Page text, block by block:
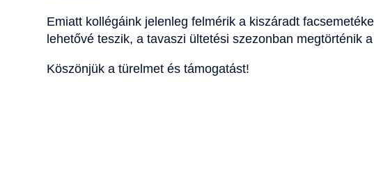
Emiatt kollégáink jelenleg felmérik a kiszáradt
lehetővé teszik, a tavaszi ültetési szezonban megtörténik
Köszönjük a türelmet és támogatást!